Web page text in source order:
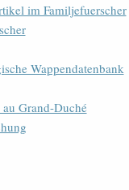
im Familjefuerscher
Wappendatenbank
Grand-Duché